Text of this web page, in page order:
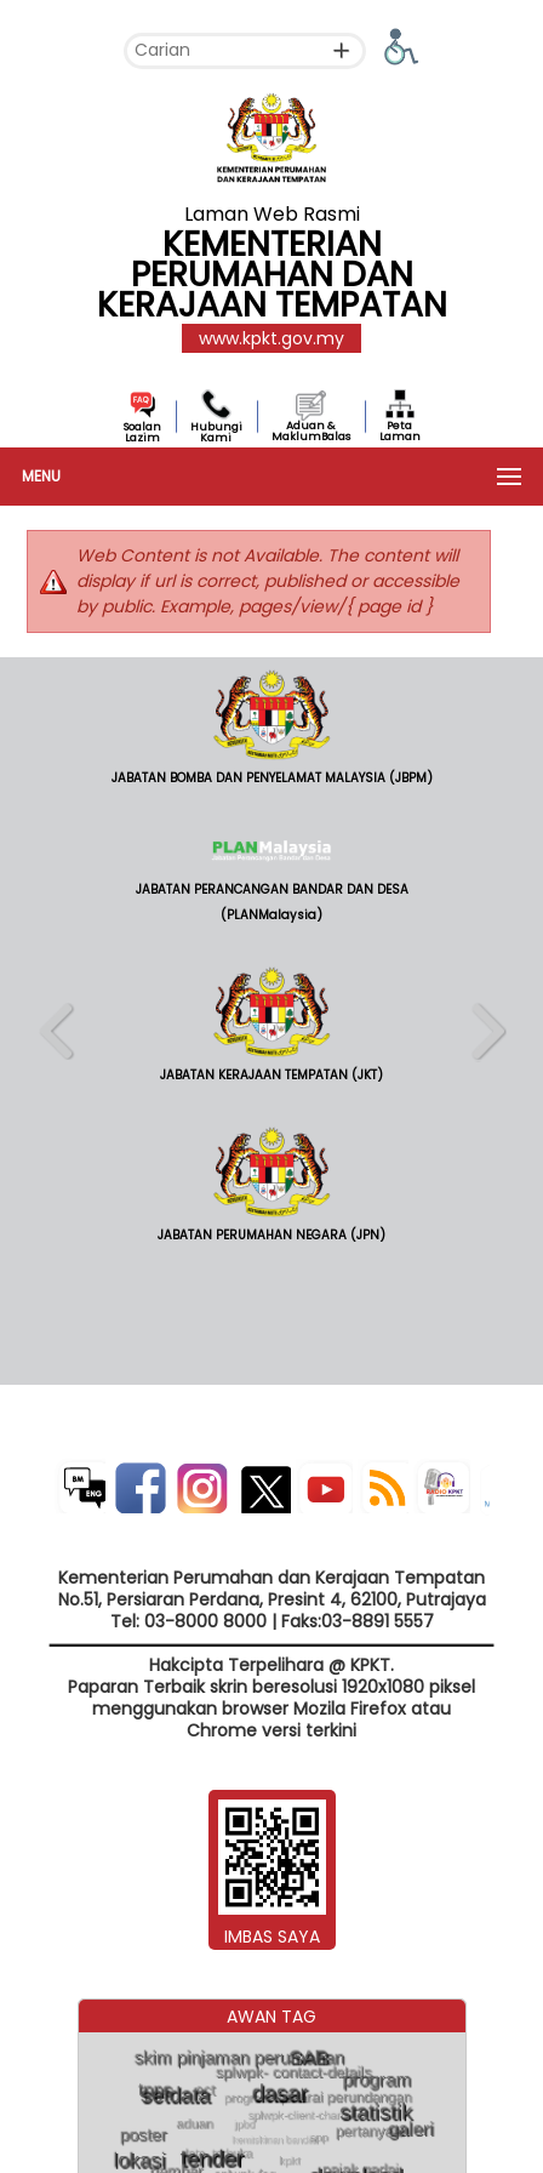
Laman Web Rasmi
KEMENTERIAN
PERUMAHAN DAN
KERAJAAN TEMPATAN
www.kpkt.gov.my
Soalan
Lazim
Hubungi
Kami
Aduan &
MaklumBalas
Peta
Laman
MENU
Web Content is not Available. The content will
display if url is correct, published or accessible
by public. Example, pages/view/{ page id }
JABATAN BOMBA DAN PENYELAMAT MALAYSIA (JBPM)
JABATAN PERANCANGAN BANDAR DAN DESA
(PLANMalaysia)
JABATAN KERAJAAN TEMPATAN (JKT)
JABATAN PERUMAHAN NEGARA (JPN)
Kementerian Perumahan dan Kerajaan Tempatan
No.51, Persiaran Perdana, Presint 4, 62100, Putrajaya
Tel: 03-8000 8000 | Faks:03-8891 5557
Hakcipta Terpelihara @ KPKT.
Paparan Terbaik skrin beresolusi 1920x1080 piksel
menggunakan browser Mozila Firefox atau
Chrome versi terkini
IMBAS SAYA
AWAN TAG